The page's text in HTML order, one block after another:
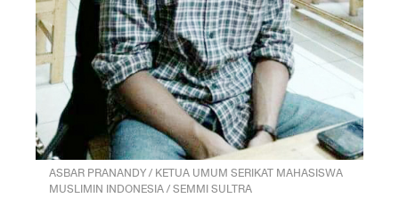
ASBAR PRANANDY / KETUA UMUM SERIKAT MAHASISWA
MUSLIMIN INDONESIA / SEMMI SULTRA